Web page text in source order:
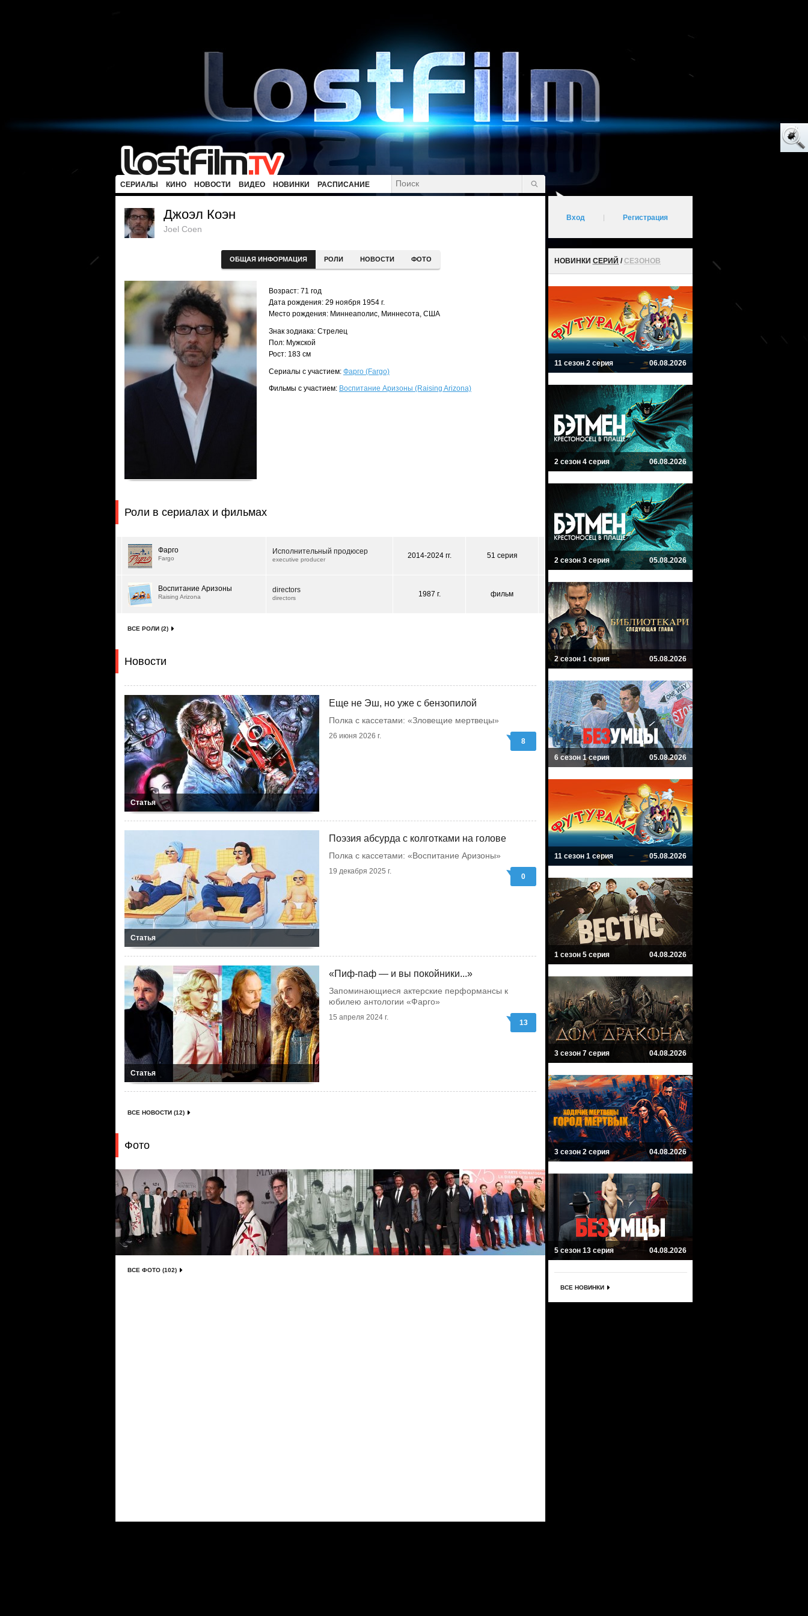
СЕРИАЛЫ КИНО НОВОСТИ ВИДЕО НОВИНКИ РАСПИСАНИЕ
Джоэл Коэн
Joel Coen
ОБЩАЯ ИНФОРМАЦИЯ РОЛИ НОВОСТИ ФОТО
Возраст: 71 год
Дата рождения: 29 ноября 1954 г.
Место рождения: Миннеаполис, Миннесота, США
Знак зодиака: Стрелец
Пол: Мужской
Рост: 183 см
Сериалы с участием: Фарго (Fargo)
Фильмы с участием: Воспитание Аризоны (Raising Arizona)
Роли в сериалах и фильмах
Фарго
Fargo
Исполнительный продюсер
executive producer 2014-2024 гг. 51 серия
Воспитание Аризоны
Raising Arizona
directors
directors 1987 г. фильм
ВСЕ РОЛИ (2)
Новости
Статья
Еще не Эш, но уже с бензопилой
Полка с кассетами: «Зловещие мертвецы»
26 июня 2026 г.
8
Статья
Поэзия абсурда с колготками на голове
Полка с кассетами: «Воспитание Аризоны»
19 декабря 2025 г.
0
Статья
«Пиф-паф — и вы покойники...»
Запоминающиеся актерские перформансы к
юбилею антологии «Фарго»
15 апреля 2024 г.
13
ВСЕ НОВОСТИ (12)
Фото
ВСЕ ФОТО (102)
Вход Регистрация
НОВИНКИ СЕРИЙ /СЕЗОНОВ
11 сезон 2 серия 06.08.2026
2 сезон 4 серия 06.08.2026
2 сезон 3 серия 05.08.2026
2 сезон 1 серия 05.08.2026
6 сезон 1 серия 05.08.2026
11 сезон 1 серия 05.08.2026
1 сезон 5 серия 04.08.2026
3 сезон 7 серия 04.08.2026
3 сезон 2 серия 04.08.2026
5 сезон 13 серия 04.08.2026
ВСЕ НОВИНКИ